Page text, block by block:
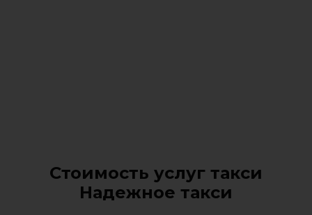
Стоимость услуг такси
Надежное такси